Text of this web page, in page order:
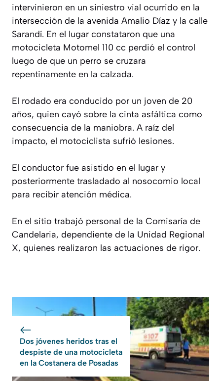
intervinieron en un siniestro vial ocurrido en la
intersección de la avenida Amalio Díaz y la calle
Sarandí. En el lugar constataron que una
motocicleta Motomel 110 cc perdió el control
luego de que un perro se cruzara
repentinamente en la calzada.
El rodado era conducido por un joven de 20
años, quien cayó sobre la cinta asfáltica como
consecuencia de la maniobra. A raíz del
impacto, el motociclista sufrió lesiones.
El conductor fue asistido en el lugar y
posteriormente trasladado al nosocomio local
para recibir atención médica.
En el sitio trabajó personal de la Comisaría de
Candelaria, dependiente de la Unidad Regional
X, quienes realizaron las actuaciones de rigor.
Dos jóvenes heridos tras el
despiste de una motocicleta
en la Costanera de Posadas